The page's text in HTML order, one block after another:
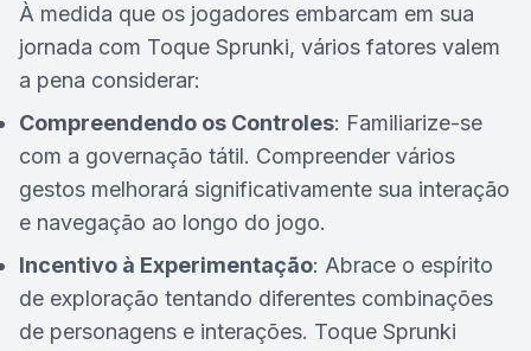
À medida que os jogadores embarcam em sua
jornada com Toque Sprunki, vários fatores valem
a pena considerar:
Compreendendo os Controles: Familiarize-se
com a governação tátil. Compreender vários
gestos melhorará significativamente sua interação
e navegação ao longo do jogo.
Incentivo à Experimentação: Abrace o espírito
de exploração tentando diferentes combinações
de personagens e interações. Toque Sprunki